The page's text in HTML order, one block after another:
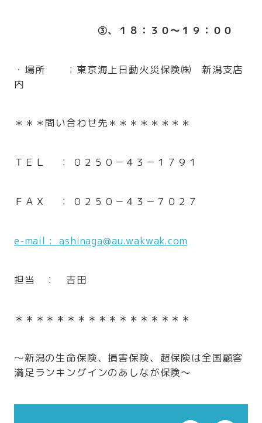
③、１８：３０～１９：００
・場所 ：東京海上日動火災保険㈱ 新潟支店
内
＊＊＊問い合わせ先＊＊＊＊＊＊＊＊
ＴＥＬ ： ０２５０－４３－１７９１
ＦＡＸ ： ０２５０－４３－７０２７
e-mail : ashinaga@au.wakwak.com
担当 ： 吉田
＊＊＊＊＊＊＊＊＊＊＊＊＊＊＊＊＊
～新潟の生命保険、損害保険、超保険は全国顧客
満足ランキングインのあしなが保険～